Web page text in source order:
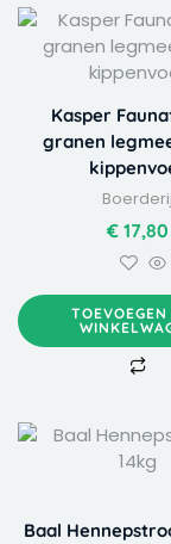
Kasper
granen
Boerderij
€ 17,80
TOEVOEGEN
Baal